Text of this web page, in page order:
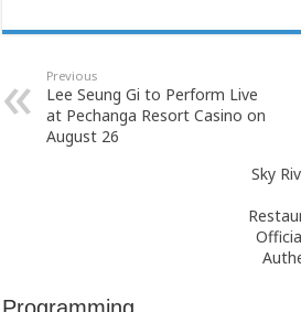
Previous
Lee Seung Gi to Perform Live
at Pechanga Resort Casino on
August 26
Sky